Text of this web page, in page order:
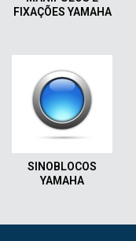
FIXAÇÕES YAMAHA
SINOBLOCOS
YAMAHA